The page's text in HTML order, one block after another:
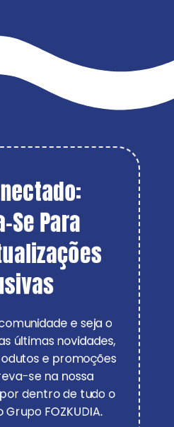
Se Para
e seja o
últimas novidades,
e promoções
se na nossa
dentro de tudo o
FOZKUDIA.